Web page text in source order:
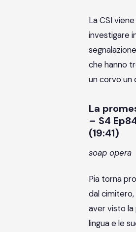
La CSI
investigare
che hanno
un corvo un
La
– S4
(19:41)
soap opera
Pia torna
dal cimitero,
aver visto la
lingua e le